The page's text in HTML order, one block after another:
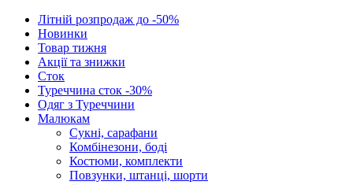
Літній розпродаж до -50%
Новинки
Товар тижня
Акції та знижки
Сток
Туреччина сток -30%
Одяг з Туреччини
Малюкам
Сукні, сарафани
Комбінезони, боді
Костюми, комплекти
Повзунки, штанці, шорти